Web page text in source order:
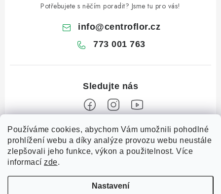
Používáme cookies, abychom Vám umožnili pohodlné
prohlížení webu a díky analýze provozu webu neustále
zlepšovali jeho funkce, výkon a použitelnost. Více
informací zde.
Nastavení
Potřebujete s něčím poradit? Jsme tu pro vás!
info@centroflor.cz
773 001 763
Informace pro vás
Dopravné
Tipy na tvoření